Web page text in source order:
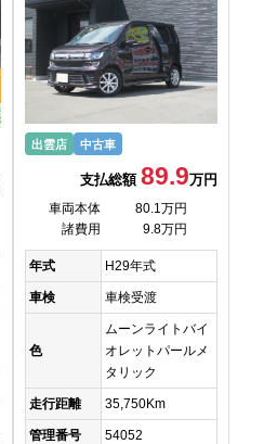
出雲店 中古車
支払総額89.9万円
車両本体
80.1万円
諸費用
9.8万円
年式 H29年式
車検 車検受渡
色
ムーンライトバイ
オレットパールメ
タリック
走行距離 35,750Km
管理番号 54052